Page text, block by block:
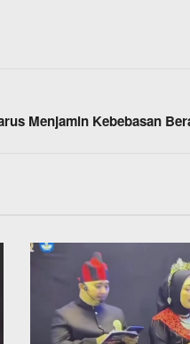
Harus Menjamin